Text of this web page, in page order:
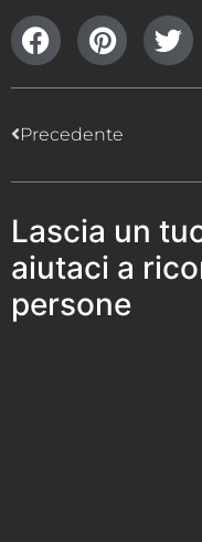
Precedente
Lascia un
aiutaci a
persone